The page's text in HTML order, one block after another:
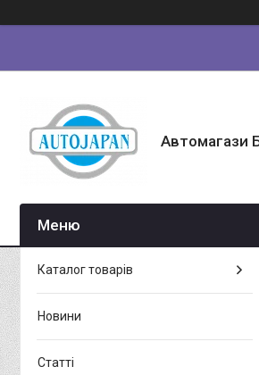
Автомагази
Каталог товарів
Новини
Статті